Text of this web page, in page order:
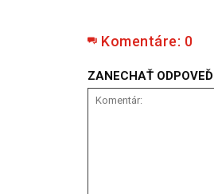
Komentáre: 0
ZANECHAŤ ODPOVEĎ